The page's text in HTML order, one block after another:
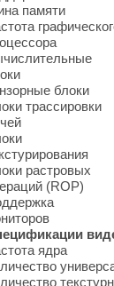
памяти
блоки
трассировки
растровых
(ROP)
ядра